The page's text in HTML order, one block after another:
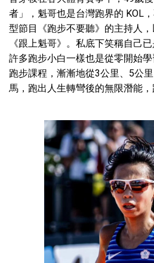
者」，魁哥也是台灣跑界的 KOL
型節目《跑步不要聽》的主持人，
《跟上魁哥》。私底下笑稱自己
許多跑步小白一樣也是從零開始
跑步課程，漸漸地從3公里、5公
馬，跑出人生轉彎後的無限潛能，